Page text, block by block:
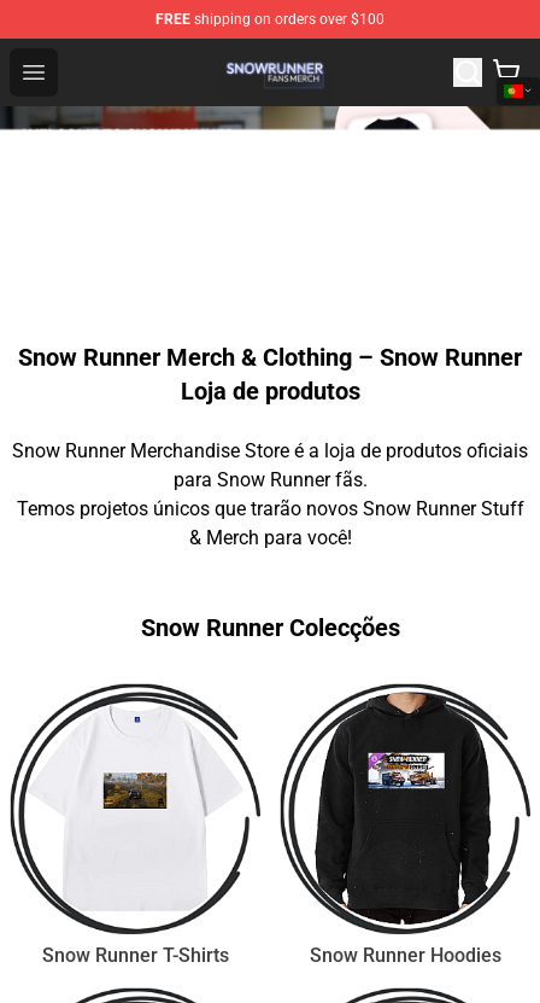
FREE shipping on orders over $100
Open menu
Snow Runner Shop - Official Snow Runner Merchandise
Snow Runner Merch & Clothing – Snow Runner
Loja de produtos
Snow Runner Merchandise Store é a loja de produtos oficiais
para Snow Runner fãs.
Temos projetos únicos que trarão novos Snow Runner Stuff
& Merch para você!
Snow Runner Colecções
Snow Runner T-Shirts Snow Runner Hoodies